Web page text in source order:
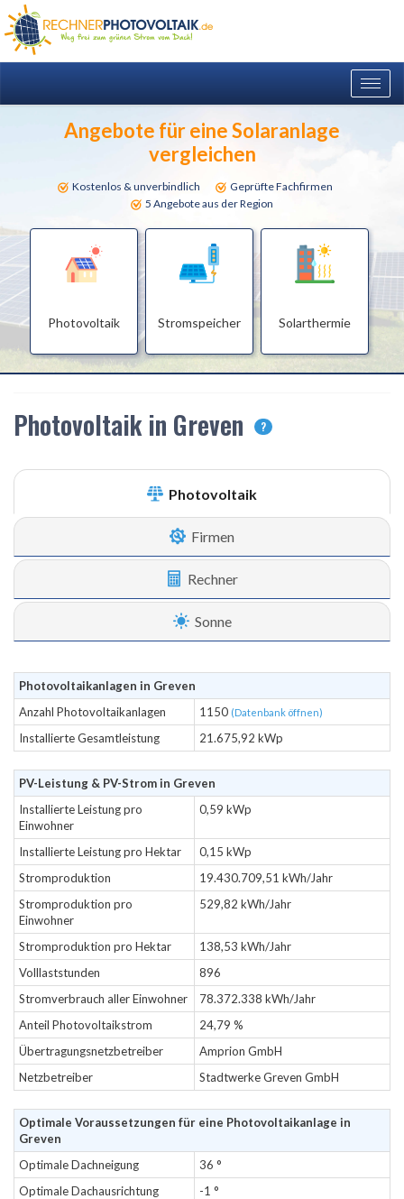
Angebote für eine Solaranlage
vergleichen
Kostenlos & unverbindlich
Geprüfte Fachfirmen
5 Angebote aus der Region
Photovoltaik Stromspeicher Solarthermie
Photovoltaik in Greven ?
Photovoltaik
Firmen
Rechner
Sonne
Photovoltaikanlagen in Greven
Anzahl Photovoltaikanlagen
1150 (Datenbank öffnen)
Installierte Gesamtleistung 21.675,92 kWp
PV-Leistung & PV-Strom in Greven
Installierte Leistung pro
Einwohner
0,59 kWp
Installierte Leistung pro Hektar
0,15 kWp
Stromproduktion
19.430.709,51 kWh/Jahr
Stromproduktion pro
Einwohner
529,82 kWh/Jahr
Stromproduktion pro Hektar
138,53 kWh/Jahr
Volllaststunden
896
Stromverbrauch aller Einwohner
78.372.338 kWh/Jahr
Anteil Photovoltaikstrom
24,79 %
Übertragungsnetzbetreiber
Amprion GmbH
Netzbetreiber
Stadtwerke Greven GmbH
Optimale Voraussetzungen für eine Photovoltaikanlage in
Greven
Optimale Dachneigung
36 °
Optimale Dachausrichtung
-1 °